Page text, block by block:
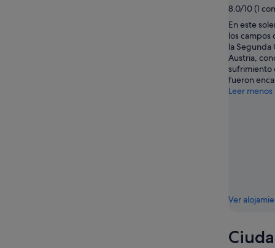
16
ago
8.0/10 (1
En este
los campos
la Segunda
Austria,
sufrimiento
fueron
Leer menos
Ver